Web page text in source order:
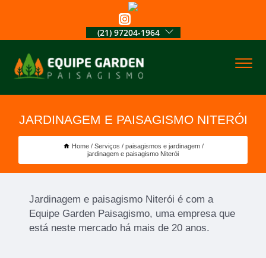
(21) 97204-1964
JARDINAGEM E PAISAGISMO NITERÓI
Home Serviços
paisagismos e jardinagem
jardinagem e paisagismo Niterói
Jardinagem e paisagismo Niterói é com a
Equipe Garden Paisagismo, uma empresa que
está neste mercado há mais de 20 anos.